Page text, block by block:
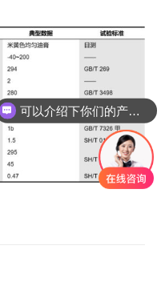
可以介绍下你们的产品么